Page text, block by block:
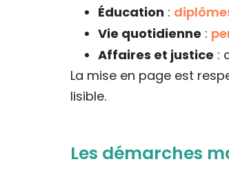
Éducation :
Vie quotidienne :
Affaires et justice :
La mise en page est
lisible.
Les démarches